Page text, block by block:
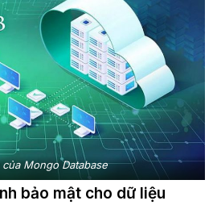
của Mongo Database
bảo mật cho dữ liệu